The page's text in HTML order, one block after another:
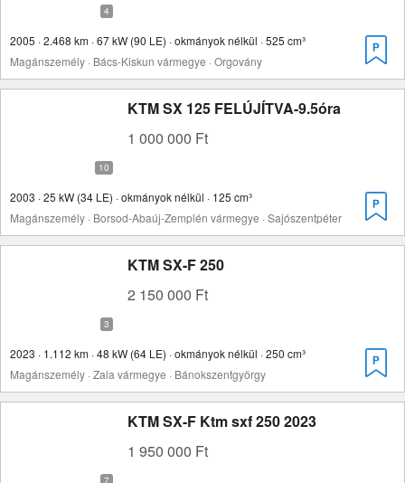
2005 · 2.468 km · 67 kW (90 LE) · okmányok nélkül · 525 cm³
Magánszemély · Bács-Kiskun vármegye · Orgovány
KTM SX 125 FELÚJÍTVA-9.5óra
1 000 000 Ft
2003 · 25 kW (34 LE) · okmányok nélkül · 125 cm³
Magánszemély · Borsod-Abaúj-Zemplén vármegye · Sajószentpéter
KTM SX-F 250
2 150 000 Ft
2023 · 1.112 km · 48 kW (64 LE) · okmányok nélkül · 250 cm³
Magánszemély · Zala vármegye · Bánokszentgyörgy
KTM SX-F Ktm sxf 250 2023
1 950 000 Ft